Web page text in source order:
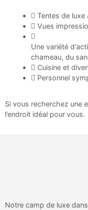
Tentes de
Vues
Une variété
chameau, du
Cuisine et
Personnel
Si vous recherchez une
l’endroit idéal pour vous.
Notre camp de luxe